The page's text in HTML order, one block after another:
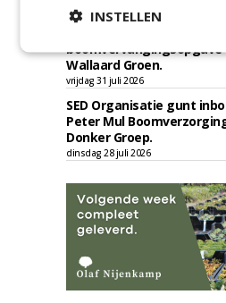
zondag 2 augustus 2026
boomvervangingsopgave
Wallaard Groen.
vrijdag 31 juli 2026
SED Organisatie gunt
Peter Mul
Donker Groep.
dinsdag 28 juli 2026
INSTELLEN